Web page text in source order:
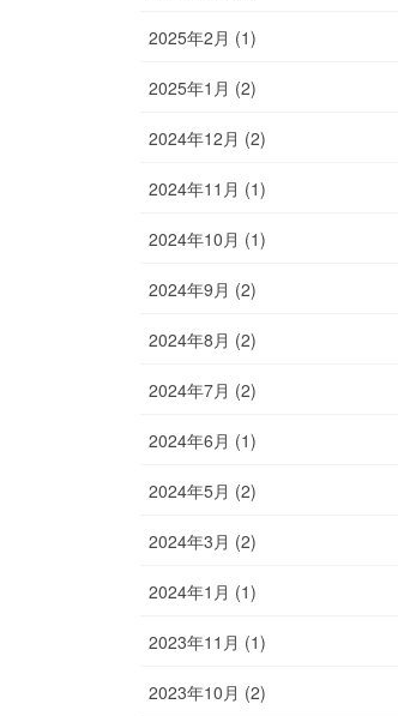
2025年2月 (1)
2025年1月 (2)
2024年12月 (2)
2024年11月 (1)
2024年10月 (1)
2024年9月 (2)
2024年8月 (2)
2024年7月 (2)
2024年6月 (1)
2024年5月 (2)
2024年3月 (2)
2024年1月 (1)
2023年11月 (1)
2023年10月 (2)